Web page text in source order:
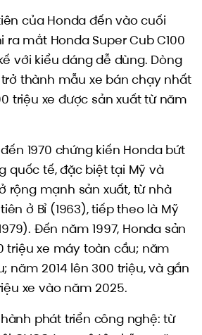
của Honda đến vào cuối
ra mắt Honda Super Cub C100
với kiểu dáng dễ dùng. Dòng
thành mẫu xe bán chạy nhất
triệu xe được sản xuất từ năm
1970 chứng kiến Honda bứt
quốc tế, đặc biệt tại Mỹ và
rộng mạnh sản xuất, từ nhà
ở Bỉ (1963), tiếp theo là Mỹ
Đến năm 1997, Honda sản
triệu xe máy toàn cầu; năm
năm 2014 lên 300 triệu, và gần
xe vào năm 2025.
phát triển công nghệ: từ